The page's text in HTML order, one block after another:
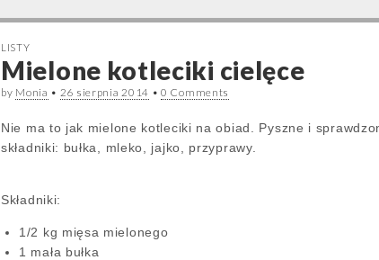
LISTY
Mielone kotleciki cielęce
by Monia • 26 sierpnia 2014 •0 Comments
Nie ma to jak mielone kotleciki na obiad. Pyszne i
składniki: bułka, mleko, jajko, przyprawy.
Składniki:
1/2 kg mięsa mielonego
1 mała bułka